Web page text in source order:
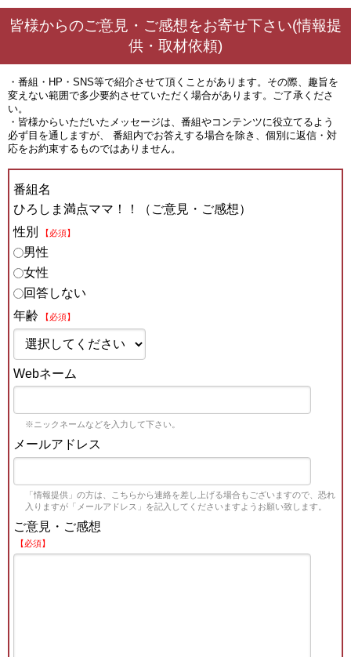
皆様からのご意見・ご感想をお寄せ下さい(情報提
供・取材依頼)
・番組・HP・SNS等で紹介させて頂くことがあります。その際、趣旨を
変えない範囲で多少要約させていただく場合があります。ご了承くださ
い。
・皆様からいただいたメッセージは、番組やコンテンツに役立てるよう
必ず目を通しますが、 番組内でお答えする場合を除き、個別に返信・対
応をお約束するものではありません。
番組名
ひろしま満点ママ！！（ご意見・ご感想）
性別
【必須】
男性
女性
回答しない
年齢
【必須】
Webネーム
※ニックネームなどを入力して下さい。
メールアドレス
「情報提供」の方は、こちらから連絡を差し上げる場合もございますので、恐れ
入りますが「メールアドレス」を記入してくださいますようお願い致します。
ご意見・ご感想
【必須】